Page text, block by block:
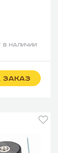
в наличии
ЗАКАЗ